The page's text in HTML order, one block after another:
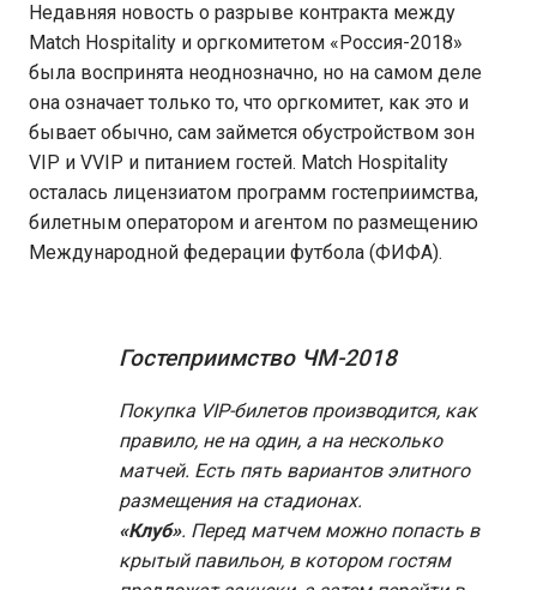
Недавняя новость о разрыве контракта между
Match Hospitality и оргкомитетом «Россия-2018»
была воспринята неоднозначно, но на самом деле
она означает только то, что оргкомитет, как это и
бывает обычно, сам займется обустройством зон
VIP и VVIP и питанием гостей. Match Hospitality
осталась лицензиатом программ гостеприимства,
билетным оператором и агентом по размещению
Международной федерации футбола (ФИФА).
Гостеприимство ЧМ-2018
Покупка VIP-билетов производится, как
правило, не на один, а на несколько
матчей. Есть пять вариантов элитного
размещения на стадионах.
«Клуб». Перед матчем можно попасть в
крытый павильон, в котором гостям